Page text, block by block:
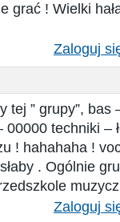
grać ! Wielki
Zaloguj
tej ” grupy”, bas
techniki –
! hahahaha !
. Ogólnie
Zaloguj